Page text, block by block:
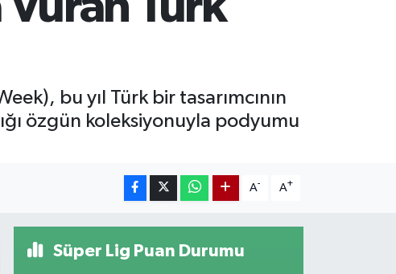
bu yıl Türk bir tasarımcının
özgün koleksiyonuyla podyumu
A- A+
Süper Lig Puan Durumu